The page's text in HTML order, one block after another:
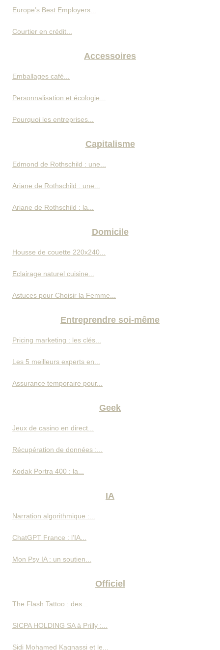
Europe’s Best Employers...
Courtier en crédit...
Accessoires
Emballages café...
Personnalisation et écologie...
Pourquoi les entreprises...
Capitalisme
Edmond de Rothschild : une...
Ariane de Rothschild : une...
Ariane de Rothschild : la...
Domicile
Housse de couette 220x240...
Eclairage naturel cuisine...
Astuces pour Choisir la Femme...
Entreprendre soi-même
Pricing marketing : les clés...
Les 5 meilleurs experts en...
Assurance temporaire pour...
Geek
Jeux de casino en direct...
Récupération de données :...
Kodak Portra 400 : la...
IA
Narration algorithmique :...
ChatGPT France : l’IA...
Mon Psy IA : un soutien...
Officiel
The Flash Tattoo : des...
SICPA HOLDING SA à Prilly :...
Sidi Mohamed Kagnassi et le...